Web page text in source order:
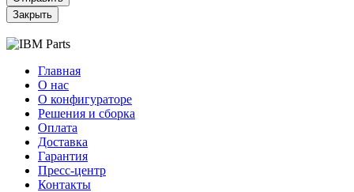
Закрыть
Главная
О нас
О конфигураторе
Решения и сборка
Оплата
Доставка
Гарантия
Пресс-центр
Контакты